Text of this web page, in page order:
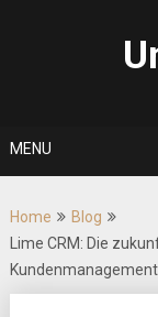
MENU
Home
Blog
Lime CRM: Die
Kundenmanagement